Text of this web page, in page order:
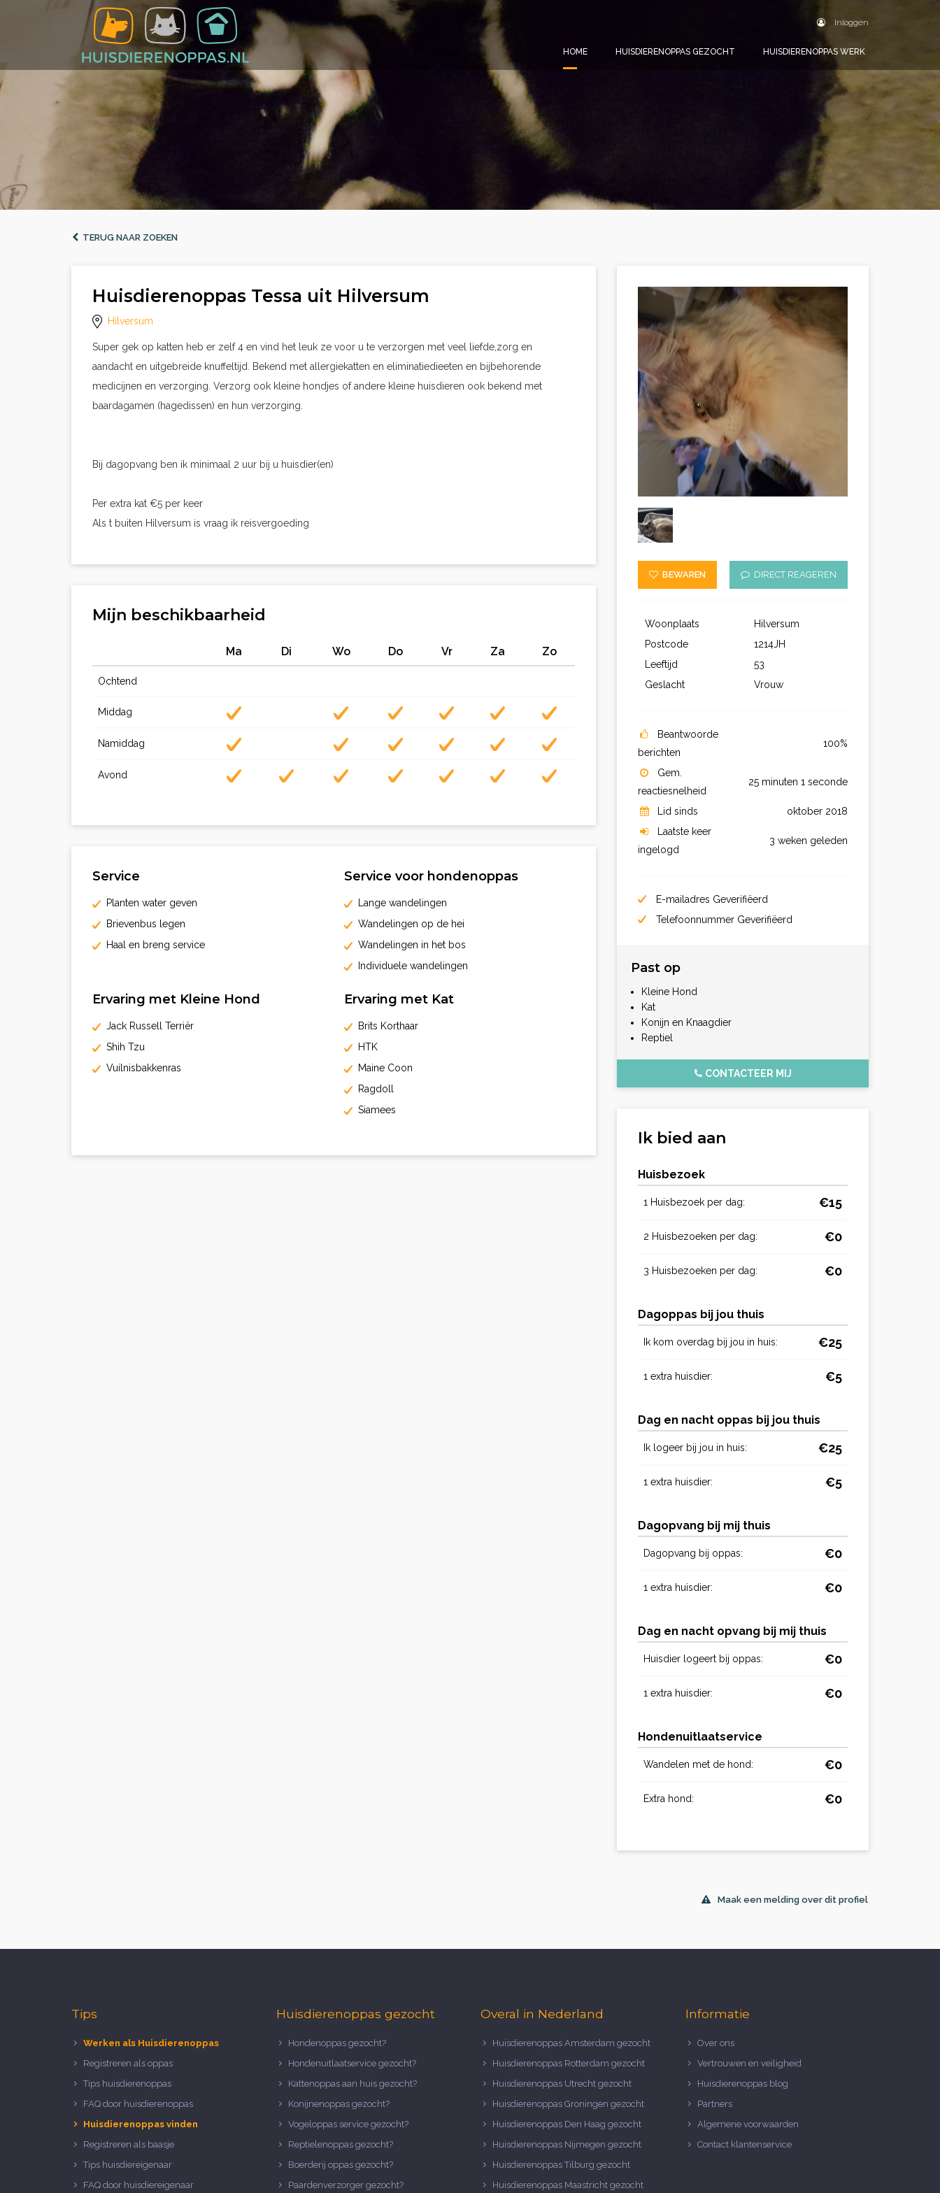
Inloggen
HOME HUISDIERENOPPAS GEZOCHT HUISDIERENOPPAS WERK
TERUG NAAR ZOEKEN
Huisdierenoppas Tessa uit Hilversum
Hilversum
Super gek op katten heb er zelf 4 en vind het leuk ze voor u te verzorgen met veel liefde,zorg en
aandacht en uitgebreide knuffeltijd. Bekend met allergiekatten en eliminatiedieeten en bijbehorende
medicijnen en verzorging. Verzorg ook kleine hondjes of andere kleine huisdieren ook bekend met
baardagamen (hagedissen) en hun verzorging.
Bij dagopvang ben ik minimaal 2 uur bij u huisdier(en)
Per extra kat €5 per keer
Als t buiten Hilversum is vraag ik reisvergoeding
Mijn beschikbaarheid
Ma Di Wo Do Vr Za Zo
Ochtend
Middag
Namiddag
Avond
Service
Planten water geven
Brievenbus legen
Haal en breng service
Service voor hondenoppas
Lange wandelingen
Wandelingen op de hei
Wandelingen in het bos
Individuele wandelingen
Ervaring met Kleine Hond
Jack Russell Terriër
Shih Tzu
Vuilnisbakkenras
Ervaring met Kat
Brits Korthaar
HTK
Maine Coon
Ragdoll
Siamees
BEWAREN DIRECT REAGEREN
Woonplaats
Hilversum
Postcode
1214JH
Leeftijd
53
Geslacht
Vrouw
Beantwoorde
berichten
100%
Gem.
reactiesnelheid
25 minuten 1 seconde
Lid sinds
oktober 2018
Laatste keer
ingelogd
3 weken geleden
E-mailadres Geverifiëerd
Telefoonnummer Geverifiëerd
Past op
Kleine Hond
Kat
Konijn en Knaagdier
Reptiel
CONTACTEER MIJ
Ik bied aan
Huisbezoek
1 Huisbezoek per dag: €15
2 Huisbezoeken per dag: €0
3 Huisbezoeken per dag: €0
Dagoppas bij jou thuis
Ik kom overdag bij jou in huis: €25
1 extra huisdier: €5
Dag en nacht oppas bij jou thuis
Ik logeer bij jou in huis: €25
1 extra huisdier: €5
Dagopvang bij mij thuis
Dagopvang bij oppas: €0
1 extra huisdier: €0
Dag en nacht opvang bij mij thuis
Huisdier logeert bij oppas: €0
1 extra huisdier: €0
Hondenuitlaatservice
Wandelen met de hond: €0
Extra hond: €0
Maak een melding over dit profiel
Tips
Werken als Huisdierenoppas
Registreren als oppas
Tips huisdierenoppas
FAQ door huisdierenoppas
Huisdierenoppas vinden
Registreren als baasje
Tips huisdiereigenaar
FAQ door huisdiereigenaar
Huisdierenoppas gezocht
Hondenoppas gezocht?
Hondenuitlaatservice gezocht?
Kattenoppas aan huis gezocht?
Konijnenoppas gezocht?
Vogeloppas service gezocht?
Reptielenoppas gezocht?
Boerderij oppas gezocht?
Paardenverzorger gezocht?
Overal in Nederland
Huisdierenoppas Amsterdam gezocht
Huisdierenoppas Rotterdam gezocht
Huisdierenoppas Utrecht gezocht
Huisdierenoppas Groningen gezocht
Huisdierenoppas Den Haag gezocht
Huisdierenoppas Nijmegen gezocht
Huisdierenoppas Tilburg gezocht
Huisdierenoppas Maastricht gezocht
Informatie
Over ons
Vertrouwen en veiligheid
Huisdierenoppas blog
Partners
Algemene voorwaarden
Contact klantenservice